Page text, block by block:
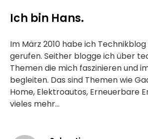
Ich bin Hans.
Im März 2010 habe ich Technikblog
gerufen. Seither blogge ich über
Themen die mich faszinieren und
begleiten. Das sind Themen wie
Home, Elektroautos, Erneuerbare
vieles mehr...